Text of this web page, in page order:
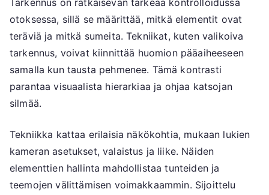
Tarkennus on ratkaisevan tärkeää kontrolloidussa
otoksessa, sillä se määrittää, mitkä elementit ovat
teräviä ja mitkä sumeita. Tekniikat, kuten valikoiva
tarkennus, voivat kiinnittää huomion pääaiheeseen
samalla kun tausta pehmenee. Tämä kontrasti
parantaa visuaalista hierarkiaa ja ohjaa katsojan
silmää.
Tekniikka kattaa erilaisia näkökohtia, mukaan lukien
kameran asetukset, valaistus ja liike. Näiden
elementtien hallinta mahdollistaa tunteiden ja
teemojen välittämisen voimakkaammin. Sijoittelu